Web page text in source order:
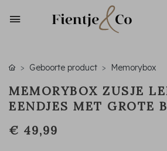
Geboorte product Memorybox
MEMORYBOX ZUSJE
EENDJES MET GROTE
€ 49,99